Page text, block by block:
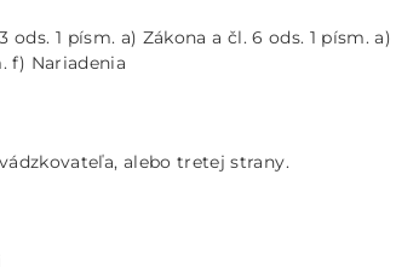
1 písm. a) Zákona a čl. 6 ods. 1 písm.
f) Nariadenia
alebo tretej strany.